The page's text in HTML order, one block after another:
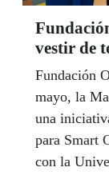
vestir de
Fundación
mayo, la
una
para Smart
con la